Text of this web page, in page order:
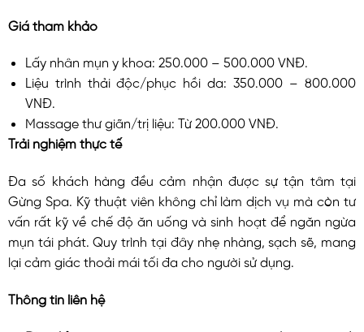
Giá tham khảo
Lấy nhân mụn y khoa: 250.000 – 500.000 VNĐ.
Liệu trình thải độc/phục hồi da: 350.000 – 800.000
VNĐ.
Massage thư giãn/trị liệu: Từ 200.000 VNĐ.
Trải nghiệm thực tế
Đa số khách hàng đều cảm nhận được sự tận tâm tại
Gừng Spa. Kỹ thuật viên không chỉ làm dịch vụ mà còn tư
vấn rất kỹ về chế độ ăn uống và sinh hoạt để ngăn ngừa
mụn tái phát. Quy trình tại đây nhẹ nhàng, sạch sẽ, mang
lại cảm giác thoải mái tối đa cho người sử dụng.
Thông tin liên hệ